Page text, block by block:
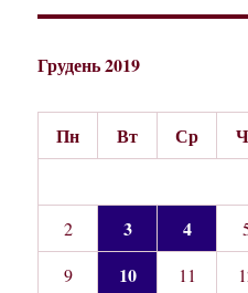
Грудень 2019
Пн Вт Ср
2
3 4
9
10 11